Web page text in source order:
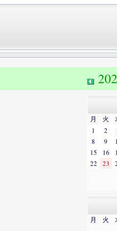
月 火
1
2
8
9
15
16
22
23
月 火